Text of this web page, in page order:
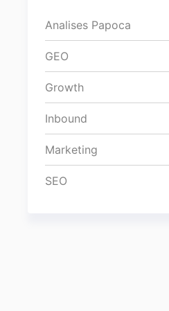
Analises Papoca
GEO
Growth
Inbound
Marketing
SEO